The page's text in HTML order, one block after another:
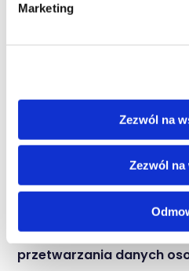
Marketing
Zezwól na
Zezwól na
Przeczytałem i
przetwarzania danych